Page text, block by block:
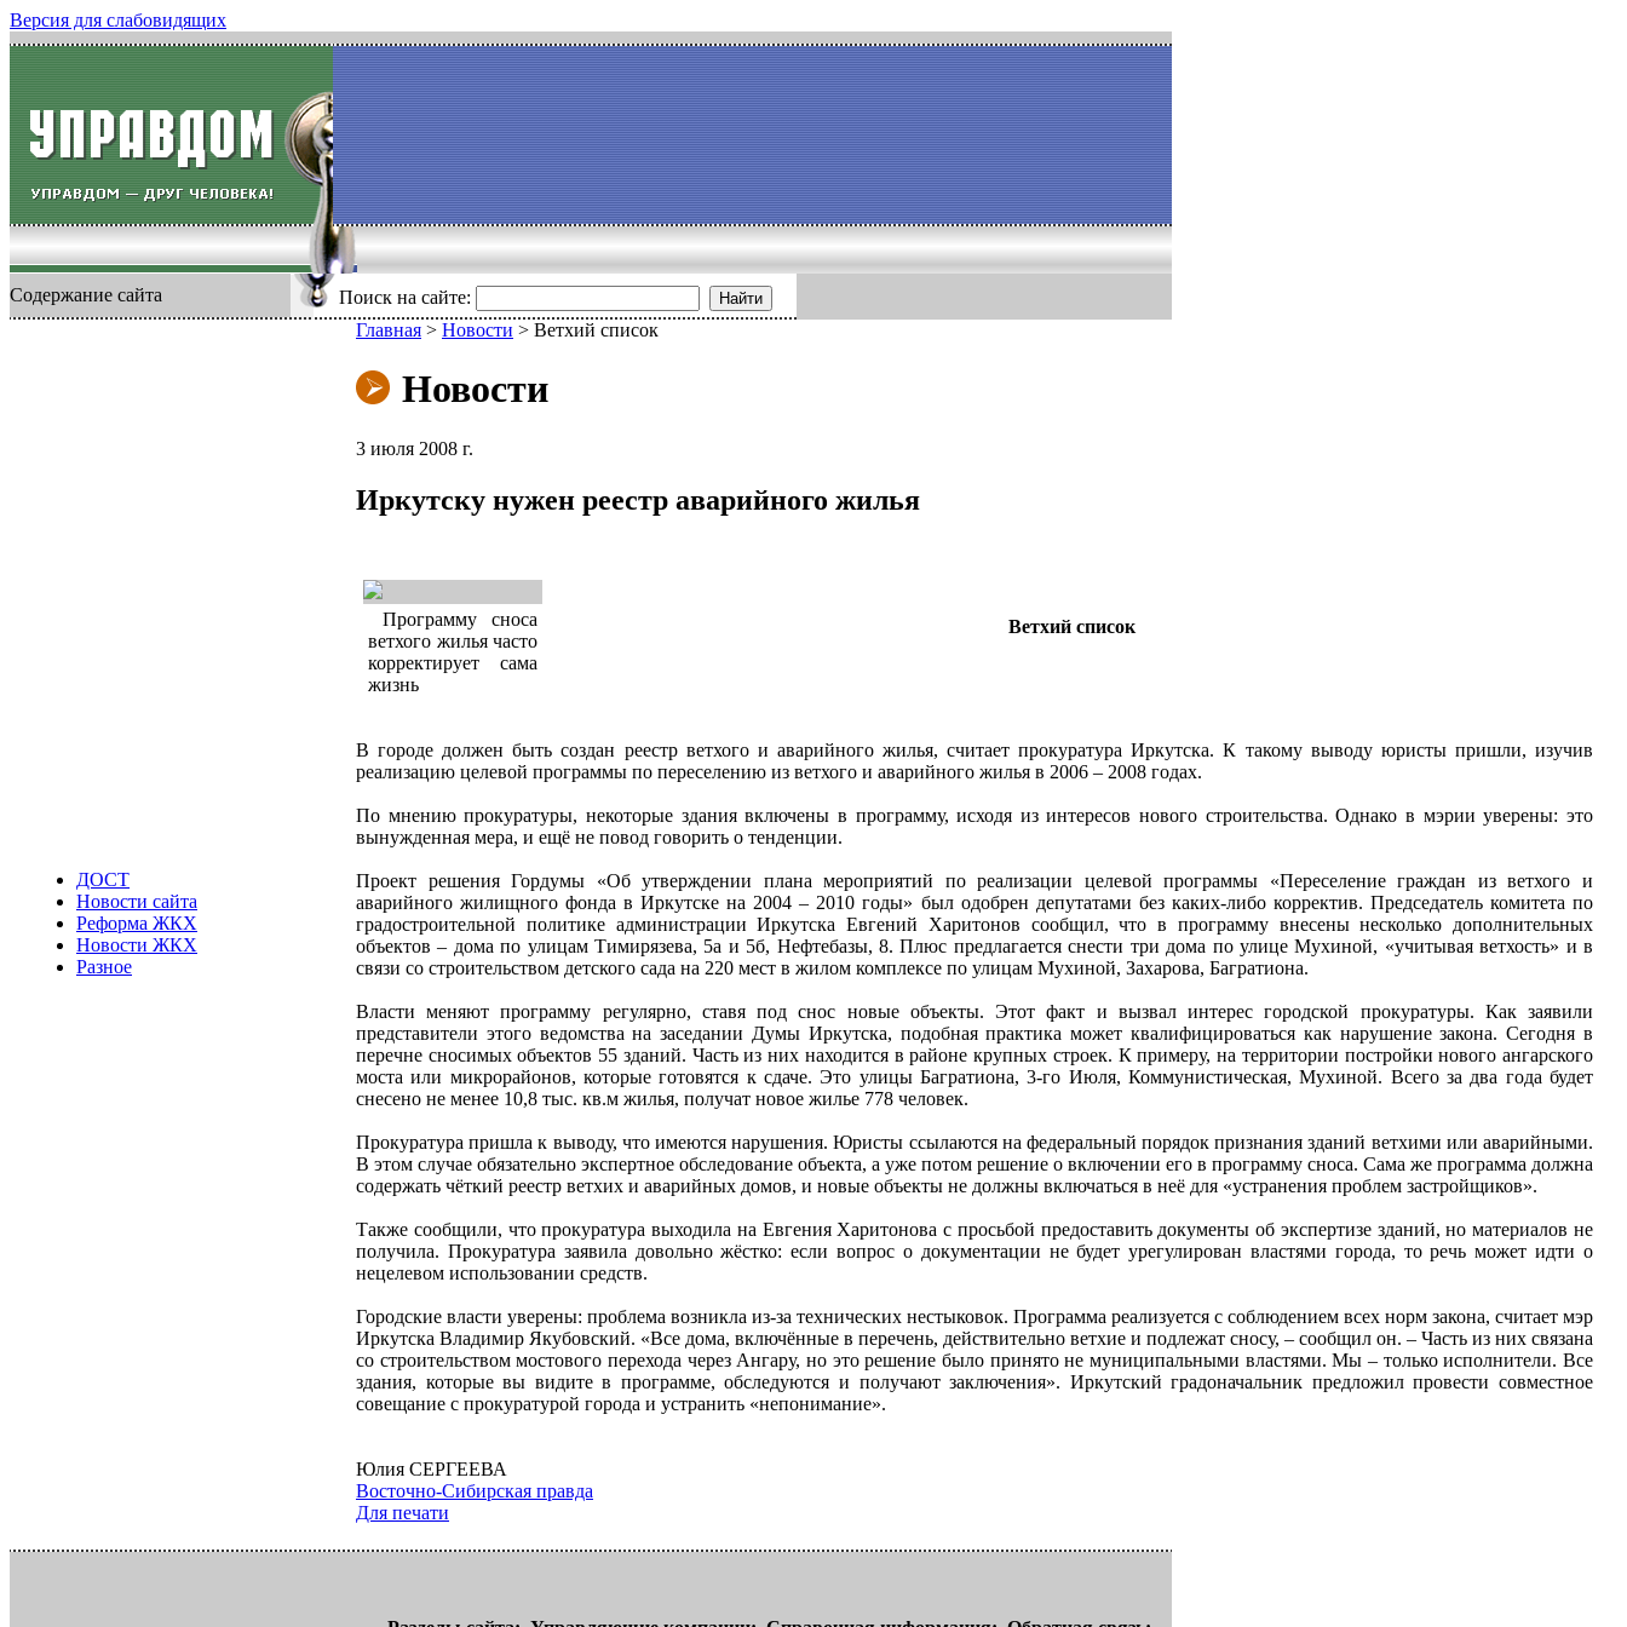
Версия для слабовидящих
Содержание сайта Поиск на сайте: Найти
ДОСТ
Новости сайта
Реформа ЖКХ
Новости ЖКХ
Разное
Главная > Новости > Ветхий список
Новости
3 июля 2008 г.
Иркутску нужен реестр аварийного жилья
Программу сноса
ветхого жилья часто
корректирует сама
жизнь
Ветхий список
В городе должен быть создан реестр ветхого и аварийного жилья, считает прокуратура Иркутска. К такому выводу юристы пришли, изучив
реализацию целевой программы по переселению из ветхого и аварийного жилья в 2006 – 2008 годах.
По мнению прокуратуры, некоторые здания включены в программу, исходя из интересов нового строительства. Однако в мэрии уверены: это
вынужденная мера, и ещё не повод говорить о тенденции.
Проект решения Гордумы «Об утверждении плана мероприятий по реализации целевой программы «Переселение граждан из ветхого и
аварийного жилищного фонда в Иркутске на 2004 – 2010 годы» был одобрен депутатами без каких-либо корректив. Председатель комитета по
градостроительной политике администрации Иркутска Евгений Харитонов сообщил, что в программу внесены несколько дополнительных
объектов – дома по улицам Тимирязева, 5а и 5б, Нефтебазы, 8. Плюс предлагается снести три дома по улице Мухиной, «учитывая ветхость» и в
связи со строительством детского сада на 220 мест в жилом комплексе по улицам Мухиной, Захарова, Багратиона.
Власти меняют программу регулярно, ставя под снос новые объекты. Этот факт и вызвал интерес городской прокуратуры. Как заявили
представители этого ведомства на заседании Думы Иркутска, подобная практика может квалифицироваться как нарушение закона. Сегодня в
перечне сносимых объектов 55 зданий. Часть из них находится в районе крупных строек. К примеру, на территории постройки нового ангарского
моста или микрорайонов, которые готовятся к сдаче. Это улицы Багратиона, 3-го Июля, Коммунистическая, Мухиной. Всего за два года будет
снесено не менее 10,8 тыс. кв.м жилья, получат новое жилье 778 человек.
Прокуратура пришла к выводу, что имеются нарушения. Юристы ссылаются на федеральный порядок признания зданий ветхими или аварийными.
В этом случае обязательно экспертное обследование объекта, а уже потом решение о включении его в программу сноса. Сама же программа должна
содержать чёткий реестр ветхих и аварийных домов, и новые объекты не должны включаться в неё для «устранения проблем застройщиков».
Также сообщили, что прокуратура выходила на Евгения Харитонова с просьбой предоставить документы об экспертизе зданий, но материалов не
получила. Прокуратура заявила довольно жёстко: если вопрос о документации не будет урегулирован властями города, то речь может идти о
нецелевом использовании средств.
Городские власти уверены: проблема возникла из-за технических нестыковок. Программа реализуется с соблюдением всех норм закона, считает мэр
Иркутска Владимир Якубовский. «Все дома, включённые в перечень, действительно ветхие и подлежат сносу, – сообщил он. – Часть из них связана
со строительством мостового перехода через Ангару, но это решение было принято не муниципальными властями. Мы – только исполнители. Все
здания, которые вы видите в программе, обследуются и получают заключения». Иркутский градоначальник предложил провести совместное
совещание с прокуратурой города и устранить «непонимание».
Юлия СЕРГЕЕВА
Восточно-Сибирская правда
Для печати